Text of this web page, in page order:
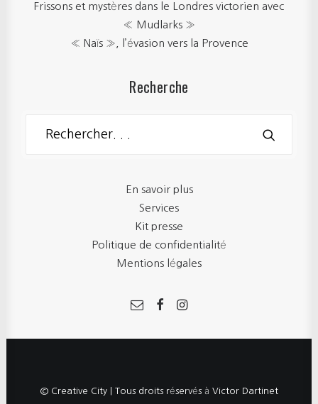
Frissons et mystères dans le Londres victorien avec
« Mudlarks »
« Naïs », l’évasion vers la Provence
Recherche
En savoir plus
Services
Kit presse
Politique de confidentialité
Mentions légales
© Creative City | Tous droits réservés à Victor Dartinet